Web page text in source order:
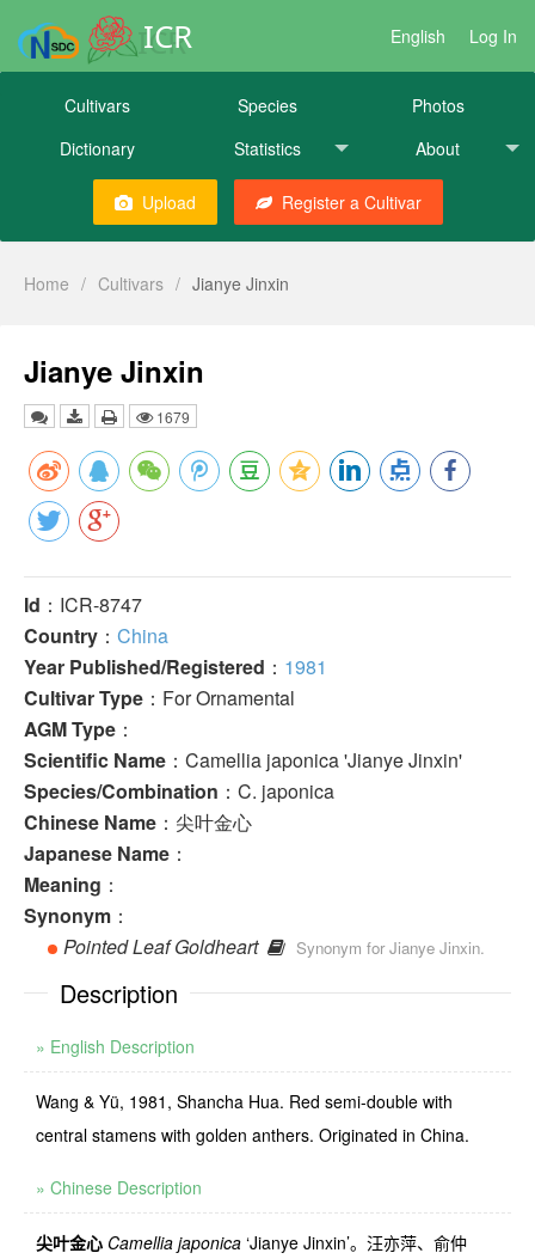
ICR English Log In
Cultivars Species
Photos
Dictionary
Statistics About
Upload Register a Cultivar
Home / Cultivars / Jianye Jinxin
Jianye Jinxin
1679
Id ：ICR-8747
Country ： China
Year Published/Registered ： 1981
Cultivar Type ：For Ornamental
AGM Type ：
Scientific Name ：Camellia japonica 'Jianye Jinxin'
Species/Combination ：C. japonica
Chinese Name ：尖叶金心
Japanese Name ：
Meaning ：
Synonym ：
Pointed Leaf Goldheart
Synonym for Jianye Jinxin.
Description
» English Description
Wang & Yü, 1981, Shancha Hua. Red semi-dou­ble with
central stamens with golden anthers. Originated in China.
» Chinese Description
尖叶金心 Camellia japonica ‘Jianye Jinxin’。汪亦萍、俞仲